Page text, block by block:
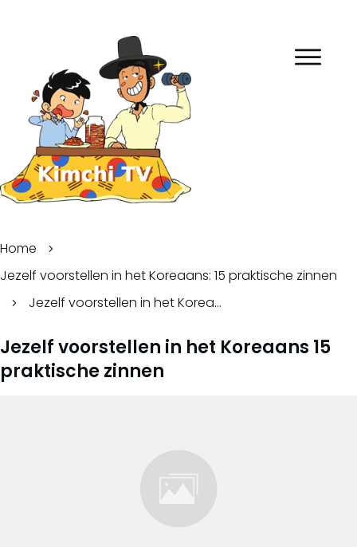
Home
Jezelf voorstellen in het Koreaans: 15 praktische zinnen
Jezelf voorstellen in het Koreaans 15 praktische zinnen
Jezelf voorstellen in het Koreaans 15
praktische zinnen